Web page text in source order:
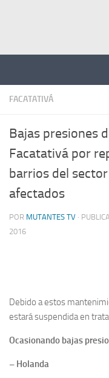
FACATATIVÁ
Bajas presiones
Facatativá por
barrios del
afectados
POR MUTANTES TV ·
2016
Debido a estos
estará suspendida en
Ocasionando bajas
– Holanda